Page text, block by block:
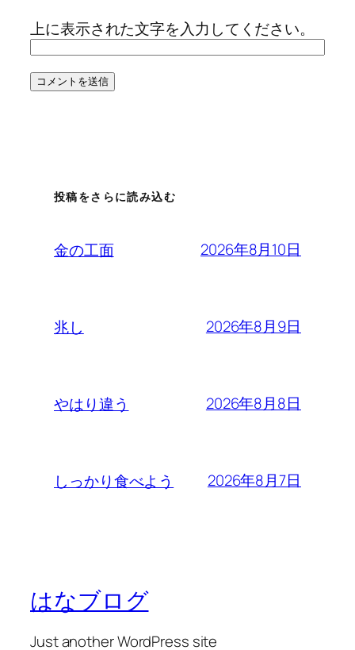
上に表示された文字を入力してください。
投稿をさらに読み込む
金の工面 2026年8月10日
兆し 2026年8月9日
やはり違う 2026年8月8日
しっかり食べよう 2026年8月7日
はなブログ
Just another WordPress site